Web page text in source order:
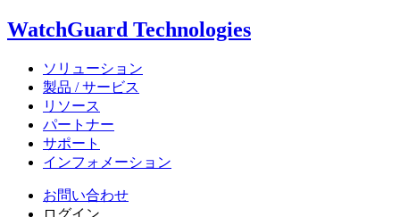
WatchGuard Technologies
ソリューション
製品 / サービス
リソース
パートナー
サポート
インフォメーション
お問い合わせ
ログイン